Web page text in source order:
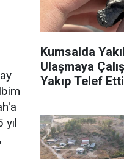
Kumsalda
Ulaşmaya
Yakıp Telef Etti